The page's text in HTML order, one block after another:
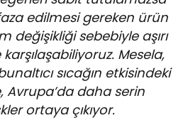
edilmesi gereken ürün
değişikliği sebebiyle aşırı
karşılaşabiliyoruz. Mesela,
sıcağın etkisindeki
Avrupa’da daha serin
ortaya çıkıyor.